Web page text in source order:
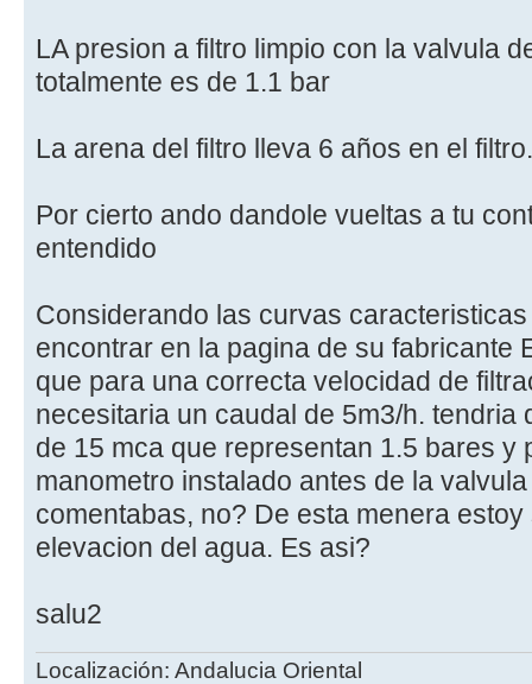
LA presion a filtro limpio con la valvula
totalmente es de 1.1 bar
La arena del filtro lleva 6 años en el
Por cierto ando dandole vueltas a tu
entendido
Considerando las curvas
encontrar en la pagina de su fabricante
que para una correcta velocidad de
necesitaria un caudal de 5m3/h. tendria
de 15 mca que representan 1.5 bares y
manometro instalado antes de la
comentabas, no? De esta menera
elevacion del agua. Es asi?
salu2
Localización: Andalucia Oriental